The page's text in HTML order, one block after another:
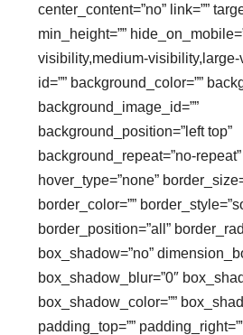
center_content=”no” link=””
min_height=””
visibility,medium-visibility,large-
id=”” background_color=””
background_image_id=””
background_position=”left top”
background_repeat=”no-repeat”
hover_type=”none”
border_color=””
border_position=”all”
box_shadow=”no”
box_shadow_blur=”0″
box_shadow_color=””
padding_top=””